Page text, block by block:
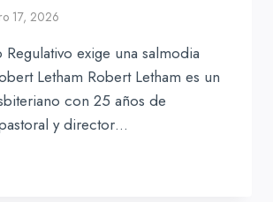
17, 2026
exige una salmodia
Letham Robert Letham es un
con 25 años de
y director…